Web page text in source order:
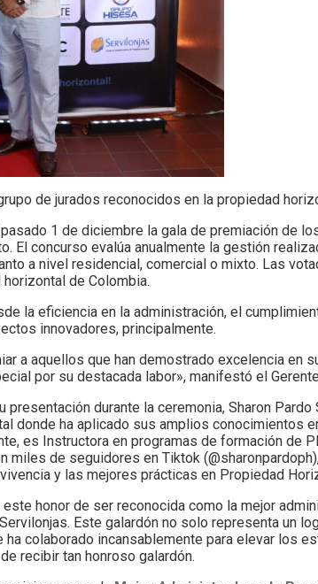
de jurados reconocidos en la propiedad
1 de diciembre la gala de premiación de
El concurso evalúa anualmente la gestión
a nivel residencial, comercial o mixto. Las
de Colombia.
la eficiencia en la administración, el
innovadores, principalmente.
a aquellos que han demostrado excelencia en
por su destacada labor», manifestó el
presentación durante la ceremonia, Sharon
donde ha aplicado sus amplios conocimientos
es Instructora en programas de formación de
miles de seguidores en Tiktok
y las mejores prácticas en Propiedad
honor de ser reconocida como la mejor
Este galardón no solo representa un
colaborado incansablemente para elevar los
recibir tan honroso galardón.